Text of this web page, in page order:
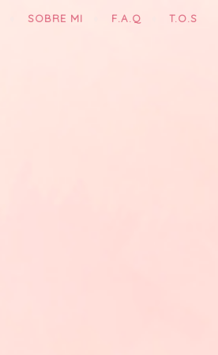
SOBRE MI F.A.Q T.O.S